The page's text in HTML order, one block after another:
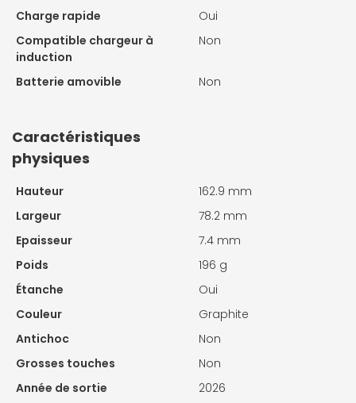
Charge rapide
Oui
Compatible chargeur à
induction
Non
Batterie amovible Non
Caractéristiques
physiques
Hauteur
162.9 mm
Largeur
78.2 mm
Epaisseur
7.4 mm
Poids
196 g
Étanche
Oui
Couleur
Graphite
Antichoc
Non
Grosses touches
Non
Année de sortie
2026